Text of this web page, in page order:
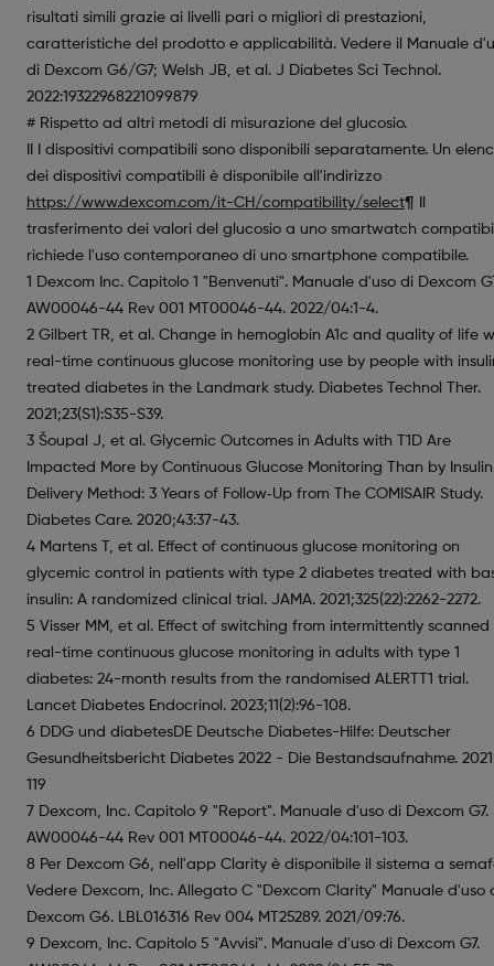
risultati simili grazie ai livelli pari o migliori di prestazioni,
caratteristiche del prodotto e applicabilità. Vedere il Manuale
di Dexcom G6/G7; Welsh JB, et al. J Diabetes Sci Technol.
2022:19322968221099879
# Rispetto ad altri metodi di misurazione del glucosio.
II I dispositivi compatibili sono disponibili separatamente. Un
dei dispositivi compatibili è disponibile all'indirizzo
https://www.dexcom.com/it-CH/compatibility/select¶ Il
trasferimento dei valori del glucosio a uno smartwatch
richiede l'uso contemporaneo di uno smartphone compatibile.
1 Dexcom Inc. Capitolo 1 "Benvenuti". Manuale d'uso di Dexcom
AW00046-44 Rev 001 MT00046-44. 2022/04:1-4.
2 Gilbert TR, et al. Change in hemoglobin A1c and quality of life
real-time continuous glucose monitoring use by people with
treated diabetes in the Landmark study. Diabetes Technol Ther.
2021;23(S1):S35-S39.
3 Šoupal J, et al. Glycemic Outcomes in Adults with T1D Are
Impacted More by Continuous Glucose Monitoring Than by Insulin
Delivery Method: 3 Years of Follow‐Up from The COMISAIR Study.
Diabetes Care. 2020;43:37-43.
4 Martens T, et al. Effect of continuous glucose monitoring on
glycemic control in patients with type 2 diabetes treated with
insulin: A randomized clinical trial. JAMA. 2021;325(22):2262-2272.
5 Visser MM, et al. Effect of switching from intermittently scanned
real-time continuous glucose monitoring in adults with type 1
diabetes: 24-month results from the randomised ALERTT1 trial.
Lancet Diabetes Endocrinol. 2023;11(2):96-108.
6 DDG und diabetesDE Deutsche Diabetes-Hilfe: Deutscher
Gesundheitsbericht Diabetes 2022 - Die Bestandsaufnahme.
119
7 Dexcom, Inc. Capitolo 9 "Report". Manuale d'uso di Dexcom G7.
AW00046-44 Rev 001 MT00046-44. 2022/04:101-103.
8 Per Dexcom G6, nell'app Clarity è disponibile il sistema a
Vedere Dexcom, Inc. Allegato C "Dexcom Clarity" Manuale d'uso
Dexcom G6. LBL016316 Rev 004 MT25289. 2021/09:76.
9 Dexcom, Inc. Capitolo 5 "Avvisi". Manuale d'uso di Dexcom G7.